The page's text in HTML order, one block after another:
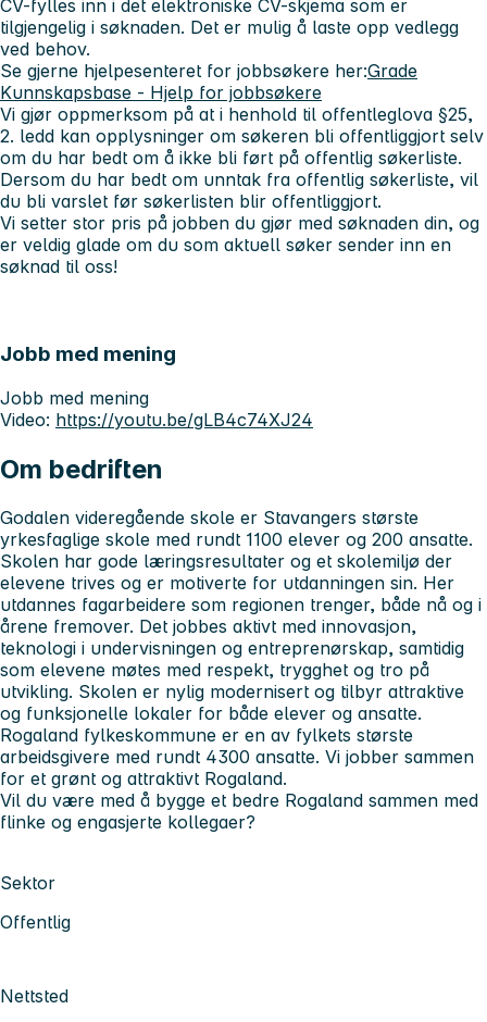
CV-fylles inn i det elektroniske CV-skjema som er
tilgjengelig i søknaden. Det er mulig å laste opp vedlegg
ved behov.
Se gjerne hjelpesenteret for jobbsøkere her:Grade
Kunnskapsbase - Hjelp for jobbsøkere
Vi gjør oppmerksom på at i henhold til offentleglova §25,
2. ledd kan opplysninger om søkeren bli offentliggjort selv
om du har bedt om å ikke bli ført på offentlig søkerliste.
Dersom du har bedt om unntak fra offentlig søkerliste, vil
du bli varslet før søkerlisten blir offentliggjort.
Vi setter stor pris på jobben du gjør med søknaden din, og
er veldig glade om du som aktuell søker sender inn en
søknad til oss!
Jobb med mening
Jobb med mening
Video: https://youtu.be/gLB4c74XJ24
Om bedriften
Godalen videregående skole er Stavangers største
yrkesfaglige skole med rundt 1100 elever og 200 ansatte.
Skolen har gode læringsresultater og et skolemiljø der
elevene trives og er motiverte for utdanningen sin. Her
utdannes fagarbeidere som regionen trenger, både nå og i
årene fremover. Det jobbes aktivt med innovasjon,
teknologi i undervisningen og entreprenørskap, samtidig
som elevene møtes med respekt, trygghet og tro på
utvikling. Skolen er nylig modernisert og tilbyr attraktive
og funksjonelle lokaler for både elever og ansatte.
Rogaland fylkeskommune er en av fylkets største
arbeidsgivere med rundt 4300 ansatte. Vi jobber sammen
for et grønt og attraktivt Rogaland.
Vil du være med å bygge et bedre Rogaland sammen med
flinke og engasjerte kollegaer?
Sektor
Offentlig
Nettsted